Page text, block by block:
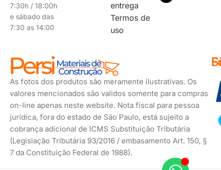
7:30h / 18:00h
e sábado das
7:30 as 14:00
entrega
Termos de
uso
As fotos dos produtos são meramente ilustrativas. Os
valores mencionados são validos somente para compras
on-line apenas neste website. Nota fiscal para pessoa
jurídica, fora do estado de São Paulo, está sujeito a
cobrança adicional de ICMS Substituição Tributária
(Legislação Tributária 93/2016 / embasamento Art. 150, §
7 da Constituição Federal de 1988).